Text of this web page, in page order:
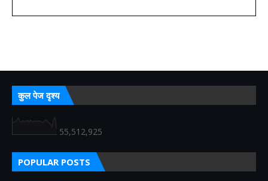
कुल पेज दृश्य
55,512,925
POPULAR POSTS